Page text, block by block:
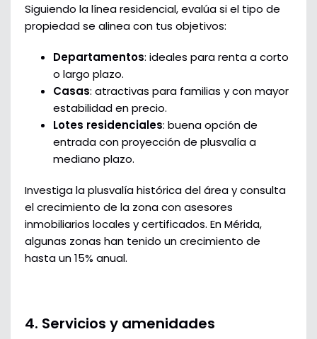
Siguiendo la línea residencial, evalúa si el tipo de
propiedad se alinea con tus objetivos:
Departamentos: ideales para renta a corto
o largo plazo.
Casas: atractivas para familias y con mayor
estabilidad en precio.
Lotes residenciales: buena opción de
entrada con proyección de plusvalía a
mediano plazo.
Investiga la plusvalía histórica del área y consulta
el crecimiento de la zona con asesores
inmobiliarios locales y certificados. En Mérida,
algunas zonas han tenido un crecimiento de
hasta un 15% anual.
4. Servicios y amenidades